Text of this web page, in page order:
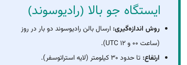
ایستگاه جو بالا (رادیوسوند)
روش اندازه‌گیری: ارسال بالن رادیوسوند دو بار در روز
(ساعت ۰۰ و ۱۲ UTC).
ارتفاع: تا حدود ۳۰ کیلومتر (لایه استراتوسفر).